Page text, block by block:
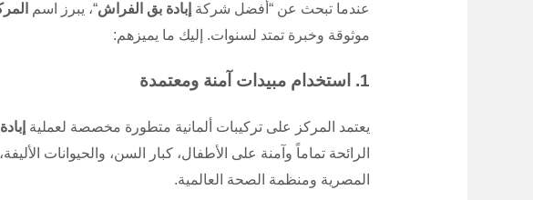
عندما تبحث عن “أفضل شركة إبادة بق الفراش“، يبرز اسم
موثوقة وخبرة تمتد لسنوات. إليك ما يميزهم:
1. استخدام مبيدات آمنة ومعتمدة
يعتمد المركز على تركيبات ألمانية متطورة مخصصة لعملية
الرائحة تماماً وآمنة على الأطفال، كبار السن، والحيوانات
المصرية ومنظمة الصحة العالمية.